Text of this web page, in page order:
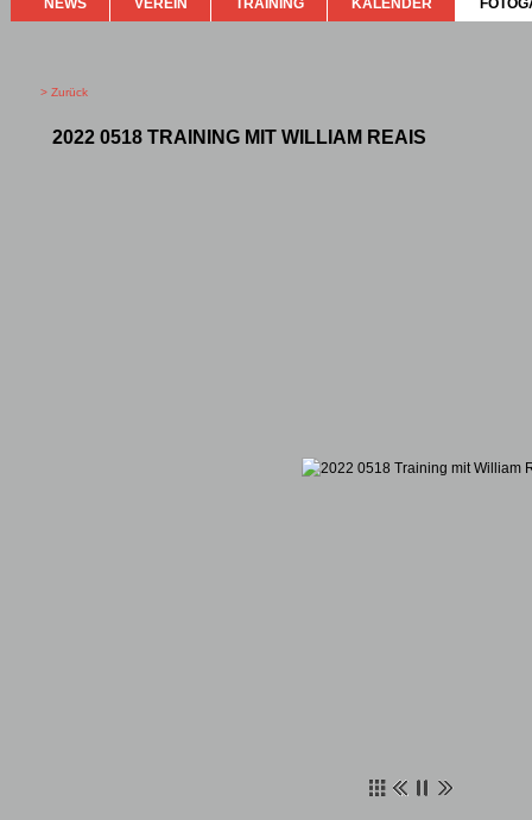
NEWS VEREIN TRAINING KALENDER
> Zurück
2022 0518 TRAINING MIT WILLIAM REAIS